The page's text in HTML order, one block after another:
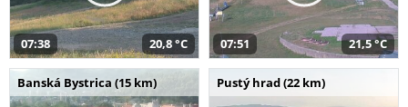
07:38 20,8 °C 07:51 21,5 °C
Banská Bystrica (15 km) Pustý hrad (22 km)